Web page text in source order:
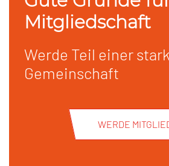
Mitgliedschaft
Werde Teil einer
Gemeinschaft
WERDE